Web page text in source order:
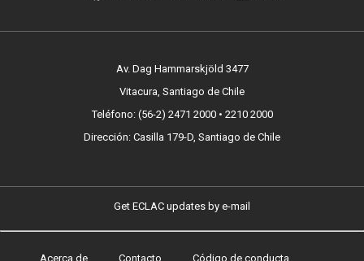
Av. Dag Hammarskjöld 3477
Vitacura, Santiago de Chile
Teléfono: (56-2) 2471 2000 • 2210 2000
Dirección: Casilla 179-D, Santiago de Chile
Get ECLAC updates by e-mail
Acerca de Contacto Código de conducta